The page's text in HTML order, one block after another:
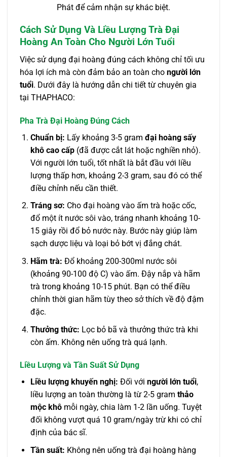
Phát để cảm nhận sự khác biệt.
Cách Sử Dụng Và Liều Lượng Trà Đại
Hoàng An Toàn Cho Người Lớn Tuổi
Việc sử dụng đại hoàng đúng cách không chỉ tối ưu
hóa lợi ích mà còn đảm bảo an toàn cho người lớn
tuổi. Dưới đây là hướng dẫn chi tiết từ chuyên gia
tại THAPHACO:
Pha Trà Đại Hoàng Đúng Cách
Chuẩn bị: Lấy khoảng 3-5 gram đại hoàng sấy
khô cao cấp(đã được cắt lát hoặc nghiền nhỏ).
Với người lớn tuổi, tốt nhất là bắt đầu với liều
lượng thấp hơn, khoảng 2-3 gram, sau đó có thể
điều chỉnh nếu cần thiết.
Tráng sơ: Cho đại hoàng vào ấm trà hoặc cốc,
đổ một ít nước sôi vào, tráng nhanh khoảng 10-
15 giây rồi đổ bỏ nước này. Bước này giúp làm
sạch dược liệu và loại bỏ bớt vị đắng chát.
Hãm trà: Đổ khoảng 200-300ml nước sôi
(khoảng 90-100 độ C) vào ấm. Đậy nắp và hãm
trà trong khoảng 10-15 phút. Bạn có thể điều
chỉnh thời gian hãm tùy theo sở thích về độ đậm
đặc.
Thưởng thức: Lọc bỏ bã và thưởng thức trà khi
còn ấm. Không nên uống trà quá lạnh.
Liều Lượng và Tần Suất Sử Dụng
Liều lượng khuyến nghị: Đối với người lớn tuổi,
liều lượng an toàn thường là từ 2-5 gram thảo
mộc khômỗi ngày, chia làm 1-2 lần uống. Tuyệt
đối không vượt quá 10 gram/ngày trừ khi có chỉ
định của bác sĩ.
Tần suất: Không nên uống trà đại hoàng hàng